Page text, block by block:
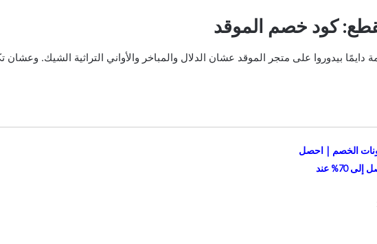
كود خصم الموقد
دايمًا بيدوروا على متجر الموقد عشان الدلال والمباخر والأواني التراثية الشيك.
الخصم | احصل
على تخفيضات تصل إلى 70% عند